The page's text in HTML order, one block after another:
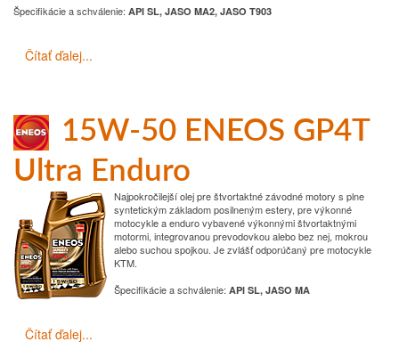
Špecifikácie a schválenie: API SL, JASO MA2, JASO T903
Čítať ďalej...
15W-50 ENEOS GP4T
Ultra Enduro
Najpokročilejší olej pre štvortaktné závodné motory s plne
syntetickým základom posilneným estery, pre výkonné
motocykle a enduro vybavené výkonnými štvortaktnými
motormi, integrovanou prevodovkou alebo bez nej, mokrou
alebo suchou spojkou. Je zvlášť odporúčaný pre motocykle
KTM.
Špecifikácie a schválenie: API SL, JASO MA
Čítať ďalej...